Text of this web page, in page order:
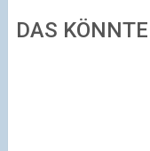
DAS